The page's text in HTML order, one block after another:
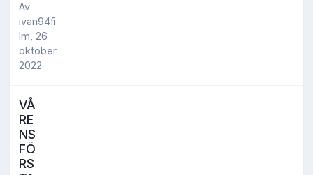
Av
ivan94fi
lm, 26
oktober
2022
VÅ
RE
NS
FÖ
RS